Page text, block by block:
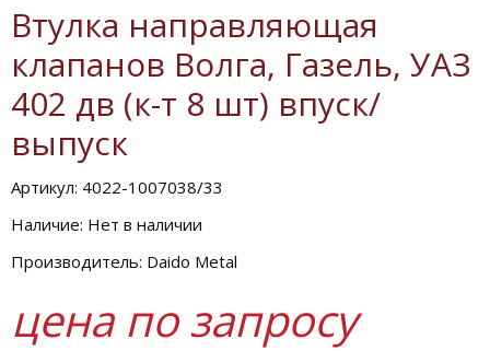
Втулка направляющая
клапанов Волга, Газель, УАЗ
402 дв (к-т 8 шт) впуск/
выпуск
Артикул: 4022-1007038/33
Наличие: Нет в наличии
Производитель: Daido Metal
цена по запросу